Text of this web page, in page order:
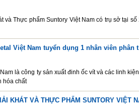
và Thực phẩm Suntory Việt Nam có trụ sở tại
Việt Nam tuyển dụng 1 nhân viên phân
là công ty sản xuất đinh ốc vít và các linh
hóa chất
KHÁT VÀ THỰC PHẨM SUNTORY VIỆT